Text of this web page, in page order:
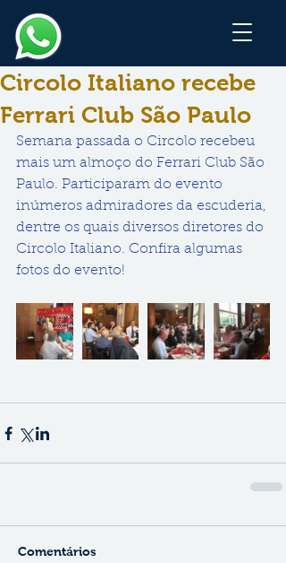
Circolo Italiano recebe
Ferrari Club São Paulo
Semana passada o Circolo recebeu
mais um almoço do Ferrari Club São
Paulo. Participaram do evento
inúmeros admiradores da escuderia,
dentre os quais diversos diretores do
Circolo Italiano. Confira algumas
fotos do evento!
Comentários